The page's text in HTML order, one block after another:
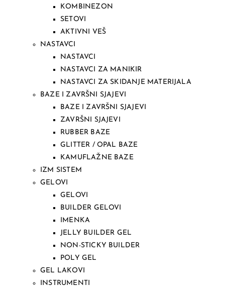
KOMBINEZON
SETOVI
AKTIVNI VEŠ
NASTAVCI
NASTAVCI
NASTAVCI ZA MANIKIR
NASTAVCI ZA SKIDANJE MATERIJALA
BAZE I ZAVRŠNI SJAJEVI
BAZE I ZAVRŠNI SJAJEVI
ZAVRŠNI SJAJEVI
RUBBER BAZE
GLITTER / OPAL BAZE
KAMUFLAŽNE BAZE
IZM SISTEM
GELOVI
GELOVI
BUILDER GELOVI
IMENKA
JELLY BUILDER GEL
NON-STICKY BUILDER
POLY GEL
GEL LAKOVI
INSTRUMENTI